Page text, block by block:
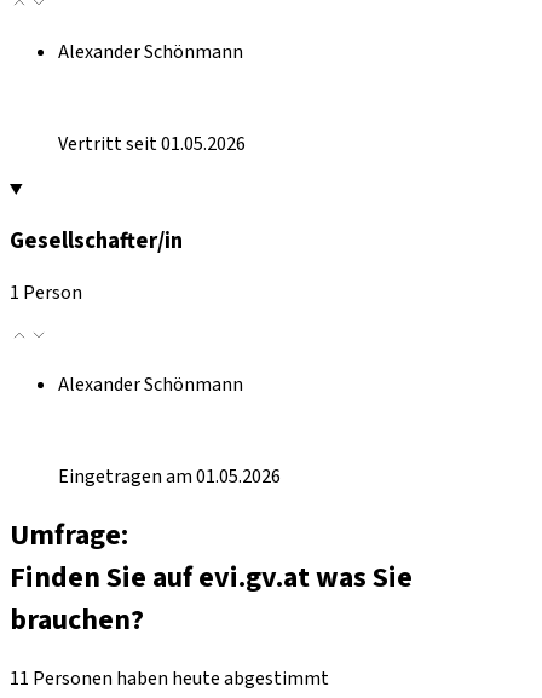
Alexander Schönmann
Vertritt seit 01.05.2026
Gesellschafter/in
1 Person
Alexander Schönmann
Eingetragen am 01.05.2026
Umfrage:
Finden Sie auf evi.gv.at was Sie
brauchen?
11 Personen haben heute abgestimmt